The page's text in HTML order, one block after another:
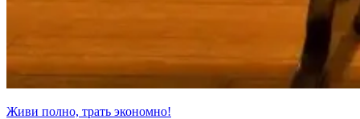
Живи полно, трать экономно!